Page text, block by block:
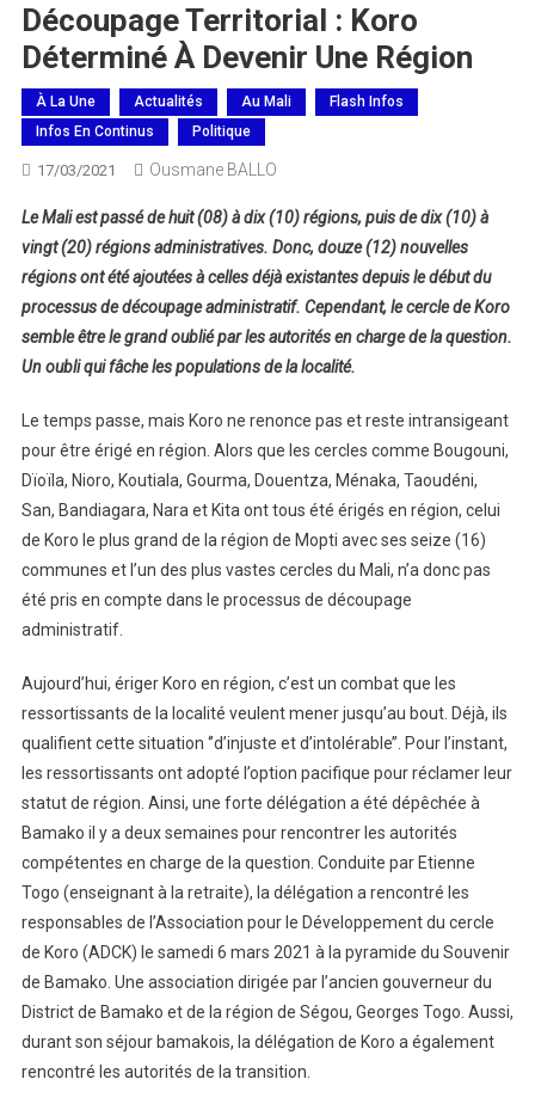
Découpage Territorial : Koro
Déterminé À Devenir Une Région
À La Une Actualités Au Mali
Flash Infos
Infos En Continus
Politique
17/03/2021 Ousmane BALLO
Le Mali est passé de huit (08) à dix (10) régions, puis de dix (10) à
vingt (20) régions administratives. Donc, douze (12) nouvelles
régions ont été ajoutées à celles déjà existantes depuis le début du
processus de découpage administratif. Cependant, le cercle de Koro
semble être le grand oublié par les autorités en charge de la question.
Un oubli qui fâche les populations de la localité.
Le temps passe, mais Koro ne renonce pas et reste intransigeant
pour être érigé en région. Alors que les cercles comme Bougouni,
Dïoïla, Nioro, Koutiala, Gourma, Douentza, Ménaka, Taoudéni,
San, Bandiagara, Nara et Kita ont tous été érigés en région, celui
de Koro le plus grand de la région de Mopti avec ses seize (16)
communes et l’un des plus vastes cercles du Mali, n’a donc pas
été pris en compte dans le processus de découpage
administratif.
Aujourd’hui, ériger Koro en région, c’est un combat que les
ressortissants de la localité veulent mener jusqu’au bout. Déjà, ils
qualifient cette situation ‘’d’injuste et d’intolérable’’. Pour l’instant,
les ressortissants ont adopté l’option pacifique pour réclamer leur
statut de région. Ainsi, une forte délégation a été dépêchée à
Bamako il y a deux semaines pour rencontrer les autorités
compétentes en charge de la question. Conduite par Etienne
Togo (enseignant à la retraite), la délégation a rencontré les
responsables de l’Association pour le Développement du cercle
de Koro (ADCK) le samedi 6 mars 2021 à la pyramide du Souvenir
de Bamako. Une association dirigée par l’ancien gouverneur du
District de Bamako et de la région de Ségou, Georges Togo. Aussi,
durant son séjour bamakois, la délégation de Koro a également
rencontré les autorités de la transition.